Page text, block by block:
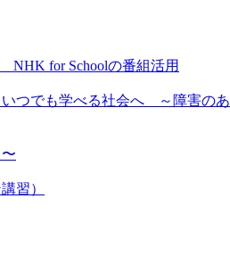
NHK for Schoolの番組活用
つでも学べる社会へ ～障害の
習）